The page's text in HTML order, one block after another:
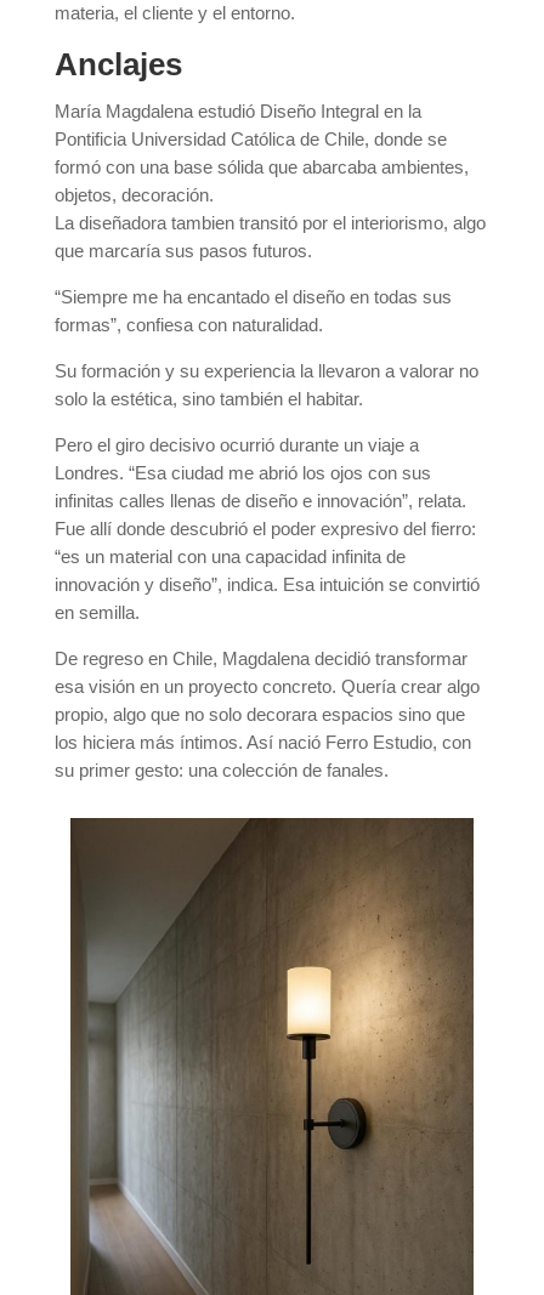
materia, el cliente y el entorno.
Anclajes
María Magdalena estudió Diseño Integral en la
Pontificia Universidad Católica de Chile, donde se
formó con una base sólida que abarcaba ambientes,
objetos, decoración.
La diseñadora tambien transitó por el interiorismo, algo
que marcaría sus pasos futuros.
“Siempre me ha encantado el diseño en todas sus
formas”, confiesa con naturalidad.
Su formación y su experiencia la llevaron a valorar no
solo la estética, sino también el habitar.
Pero el giro decisivo ocurrió durante un viaje a
Londres. “Esa ciudad me abrió los ojos con sus
infinitas calles llenas de diseño e innovación”, relata.
Fue allí donde descubrió el poder expresivo del fierro:
“es un material con una capacidad infinita de
innovación y diseño”, indica. Esa intuición se convirtió
en semilla.
De regreso en Chile, Magdalena decidió transformar
esa visión en un proyecto concreto. Quería crear algo
propio, algo que no solo decorara espacios sino que
los hiciera más íntimos. Así nació Ferro Estudio, con
su primer gesto: una colección de fanales.